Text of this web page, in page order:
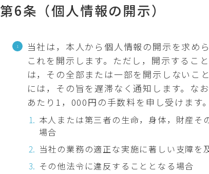
第6条（個人情報の開示）
当社は，本人から個人情報の開示を求め
これを開示します。ただし，開示するこ
は，その全部または一部を開示しないこ
には，その旨を遅滞なく通知します。な
あたり1，000円の手数料を申し受けます。
本人または第三者の生命，身体，財産そ
場合
当社の業務の適正な実施に著しい支障を
その他法令に違反することとなる場合